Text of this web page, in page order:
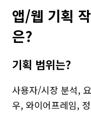
앱/웹 기획
은?
기획 범위는?
사용자/시장 분석,
우, 와이어프레임,